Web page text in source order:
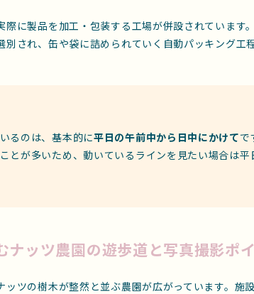
際に製品を加工・包装する工場が併設されています
別され、缶や袋に詰められていく自動パッキング工
るのは、基本的に平日の午前中から日中にかけてで
とが多いため、動いているラインを見たい場合は平
ナッツ農園の遊歩道と写真撮影ポ
ッツの樹木が整然と並ぶ農園が広がっています。施